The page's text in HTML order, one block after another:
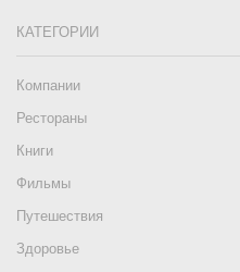
КАТЕГОРИИ
Компании
Рестораны
Книги
Фильмы
Путешествия
Здоровье